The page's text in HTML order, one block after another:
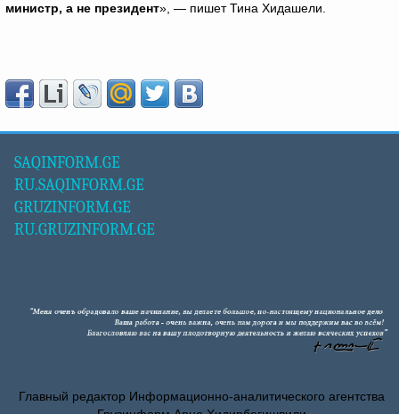
министр, а не президент», — пишет Тина Хидашели.
SAQINFORM.GE
RU.SAQINFORM.GE
GRUZINFORM.GE
RU.GRUZINFORM.GE
Главный редактор Информационно-аналитического агентства